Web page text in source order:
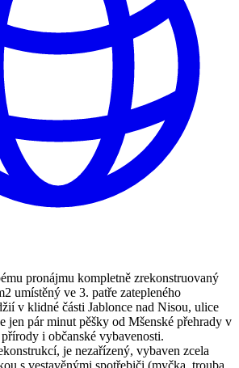
pronájmu kompletně zrekonstruovaný
umístěný ve 3. patře zatepleného
v klidné části Jablonce nad Nisou, ulice
jen pár minut pěšky od Mšenské přehrady v
i občanské vybavenosti.
je nezařízený, vybaven zcela
s vestavěnými spotřebiči (myčka, trouba,